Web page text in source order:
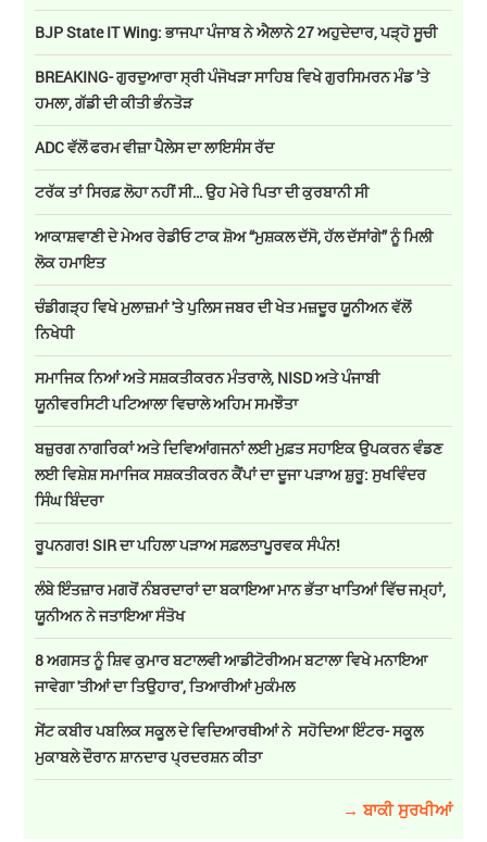
BJP State IT Wing: ਭਾਜਪਾ ਪੰਜਾਬ ਨੇ ਐਲਾਨੇ 27 ਅਹੁਦੇਦਾਰ, ਪੜ੍ਹੋ ਸੂਚੀ
BREAKING- ਗੁਰਦੁਆਰਾ ਸ੍ਰੀ ਪੰਜੋਖੜਾ ਸਾਹਿਬ ਵਿਖੇ ਗੁਰਸਿਮਰਨ ਮੰਡ ’ਤੇ
ਹਮਲਾ, ਗੱਡੀ ਦੀ ਕੀਤੀ ਭੰਨਤੋੜ
ADC ਵੱਲੋਂ ਫਰਮ ਵੀਜ਼ਾ ਪੈਲੇਸ ਦਾ ਲਾਇਸੰਸ ਰੱਦ
ਟਰੱਕ ਤਾਂ ਸਿਰਫ਼ ਲੋਹਾ ਨਹੀਂ ਸੀ… ਉਹ ਮੇਰੇ ਪਿਤਾ ਦੀ ਕੁਰਬਾਨੀ ਸੀ
ਆਕਾਸ਼ਵਾਣੀ ਦੇ ਮੇਅਰ ਰੇਡੀਓ ਟਾਕ ਸ਼ੋਅ “ਮੁਸ਼ਕਲ ਦੱਸੋ, ਹੱਲ ਦੱਸਾਂਗੇ” ਨੂੰ ਮਿਲੀ
ਲੋਕ ਹਮਾਇਤ
ਚੰਡੀਗੜ੍ਹ ਵਿਖੇ ਮੁਲਾਜ਼ਮਾਂ 'ਤੇ ਪੁਲਿਸ ਜਬਰ ਦੀ ਖੇਤ ਮਜ਼ਦੂਰ ਯੂਨੀਅਨ ਵੱਲੋਂ
ਨਿਖੇਧੀ
ਸਮਾਜਿਕ ਨਿਆਂ ਅਤੇ ਸਸ਼ਕਤੀਕਰਨ ਮੰਤਰਾਲੇ, NISD ਅਤੇ ਪੰਜਾਬੀ
ਯੂਨੀਵਰਸਿਟੀ ਪਟਿਆਲਾ ਵਿਚਾਲੇ ਅਹਿਮ ਸਮਝੌਤਾ
ਬਜ਼ੁਰਗ ਨਾਗਰਿਕਾਂ ਅਤੇ ਦਿਵਿਆਂਗਜਨਾਂ ਲਈ ਮੁਫ਼ਤ ਸਹਾਇਕ ਉਪਕਰਨ ਵੰਡਣ
ਲਈ ਵਿਸ਼ੇਸ਼ ਸਮਾਜਿਕ ਸਸ਼ਕਤੀਕਰਨ ਕੈਂਪਾਂ ਦਾ ਦੂਜਾ ਪੜਾਅ ਸ਼ੁਰੂ: ਸੁਖਵਿੰਦਰ
ਸਿੰਘ ਬਿੰਦਰਾ
ਰੂਪਨਗਰ! SIR ਦਾ ਪਹਿਲਾ ਪੜਾਅ ਸਫ਼ਲਤਾਪੂਰਵਕ ਸੰਪੰਨ!
ਲੰਬੇ ਇੰਤਜ਼ਾਰ ਮਗਰੋਂ ਨੰਬਰਦਾਰਾਂ ਦਾ ਬਕਾਇਆ ਮਾਨ ਭੱਤਾ ਖਾਤਿਆਂ ਵਿੱਚ ਜਮ੍ਹਾਂ,
ਯੂਨੀਅਨ ਨੇ ਜਤਾਇਆ ਸੰਤੋਖ
8 ਅਗਸਤ ਨੂੰ ਸ਼ਿਵ ਕੁਮਾਰ ਬਟਾਲਵੀ ਆਡੀਟੋਰੀਅਮ ਬਟਾਲਾ ਵਿਖੇ ਮਨਾਇਆ
ਜਾਵੇਗਾ 'ਤੀਆਂ ਦਾ ਤਿਉਹਾਰ', ਤਿਆਰੀਆਂ ਮੁਕੰਮਲ
ਸੇਂਟ ਕਬੀਰ ਪਬਲਿਕ ਸਕੂਲ ਦੇ ਵਿਦਿਆਰਥੀਆਂ ਨੇ ਸਹੋਦਿਆ ਇੰਟਰ- ਸਕੂਲ
ਮੁਕਾਬਲੇ ਦੌਰਾਨ ਸ਼ਾਨਦਾਰ ਪ੍ਰਦਰਸ਼ਨ ਕੀਤਾ
→ ਬਾਕੀ ਸੁਰਖੀਆਂ